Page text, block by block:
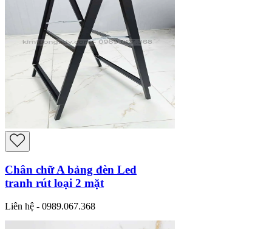
Chân chữ A bảng đèn Led
tranh rút loại 2 mặt
Liên hệ - 0989.067.368